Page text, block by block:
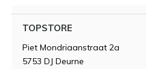
TOPSTORE
Piet Mondriaanstraat 2a
5753 DJ Deurne